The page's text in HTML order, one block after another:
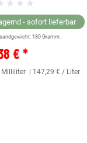
- sofort lieferbar
180 Gramm.
€ *
Milliliter | 147,29 € / Liter